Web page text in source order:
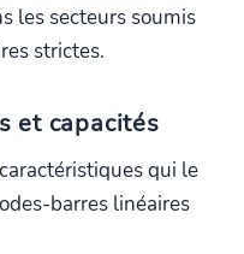
les secteurs soumis
strictes.
et capacités
qui le
barres linéaires